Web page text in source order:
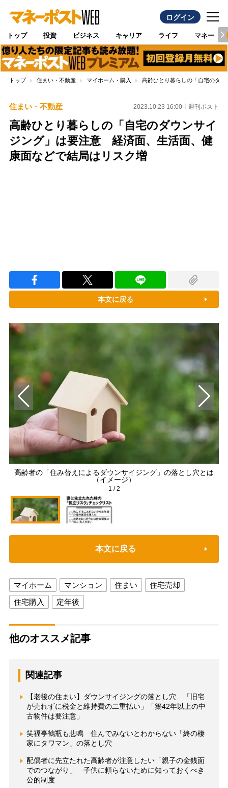
ログイン
トップ 投資 ビジネス キャリア ライフ マネー
トップ 住まい・不動産 マイホーム・購入 高齢ひとり暮らしの「自宅のダ
住まい・不動産 2023.10.23 16:00 週刊ポスト
高齢ひとり暮らしの「自宅のダウンサイ
ジング」は要注意 経済面、生活面、健
康面などで結局はリスク増
本文に戻る
高齢者の「住み替えによるダウンサイジング」の落とし穴とは
（イメージ）
1 /2
本文に戻る
マイホーム マンション 住まい
住宅売却
住宅購入
定年後
他のオススメ記事
関連記事
【老後の住まい】ダウンサイジングの落とし穴 「旧宅
が売れずに税金と維持費の二重払い」「築42年以上の中
古物件は要注意」
笑福亭鶴瓶も悲鳴 住んでみないとわからない「終の棲
家にタワマン」の落とし穴
配偶者に先立たれた高齢者が注意したい「親子の金銭面
でのつながり」 子供に頼らないために知っておくべき
公的制度